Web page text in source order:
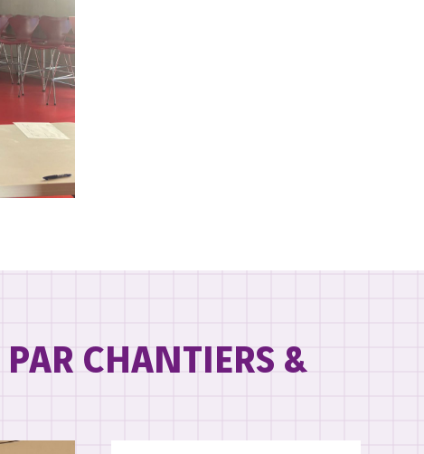
PAR CHANTIERS &